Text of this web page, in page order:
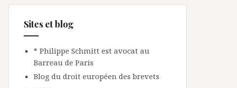
Sites et blog
* Philippe Schmitt est avocat au
Barreau de Paris
Blog du droit européen des brevets